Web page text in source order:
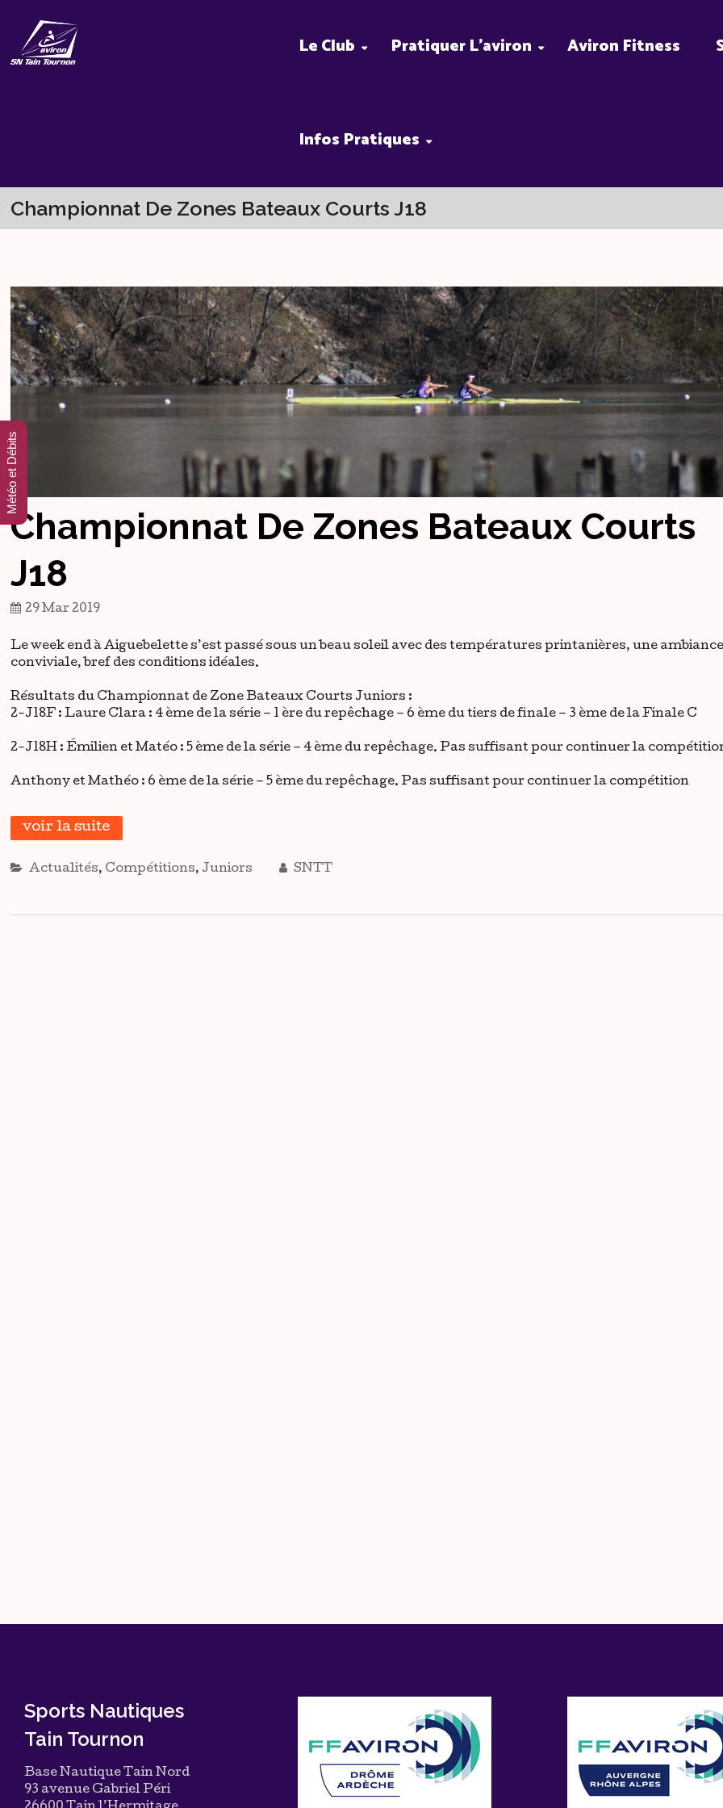
content
Le Club Pratiquer L’aviron Aviron Fitness
Infos Pratiques
Championnat De Zones Bateaux Courts J18
Championnat De Zones Bateaux Courts
J18
29 Mar 2019
Le week end à Aiguebelette s’est passé sous un beau soleil avec des températures printanières, une
conviviale, bref des conditions idéales.
Résultats du Championnat de Zone Bateaux Courts Juniors :
2-J18F : Laure Clara : 4 ème de la série – 1 ère du repêchage – 6 ème du tiers de finale – 3 ème de la Finale C
2-J18H : Émilien et Matéo : 5 ème de la série – 4 ème du repêchage. Pas suffisant pour continuer la
Anthony et Mathéo : 6 ème de la série – 5 ème du repêchage. Pas suffisant pour continuer la compétition
voir la suite
Actualités, Compétitions, Juniors SNTT
Sports Nautiques
Tain Tournon
Base Nautique Tain Nord
93 avenue Gabriel Péri
Météo et Débits